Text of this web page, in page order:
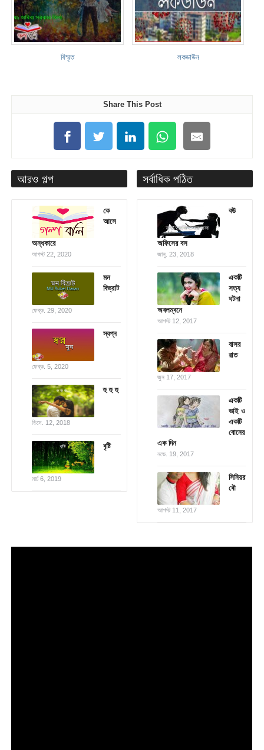
বিস্মৃত লকডাউন
Share This Post
আরও গল্প
কে
আসে
অন্ধকারে
আগস্ট 22, 2020
মন
বিভ্রাট
ফেব্রু. 29, 2020
স্বপ্ন
ফেব্রু. 5, 2020
হু হু হু
ডিসে. 12, 2018
বৃষ্টি
মার্চ 6, 2019
সর্বাধিক পঠিত
বউ
অফিসের বস
জানু. 23, 2018
একটি
সত্য
ঘটনা
অবলম্বনে
আগস্ট 12, 2017
বাসর
রাত
জুন 17, 2017
একটি
ভাই ও
একটি
বোনের
এক দিন
নভে. 19, 2017
সিনিয়র
বৌ
আগস্ট 11, 2017